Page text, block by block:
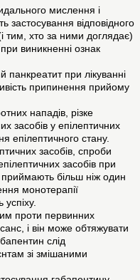
мислення і
застосування відповідного
тим, хто за ними доглядає)
виникненні ознак
панкреатит при лікуванні
припинення прийому
нападів, різке
засобів у епілептичних
епілептичного стану.
засобів, спроби
засобів при
приймають більш ніж один
монотерапії
проти первинних
і він може обтяжувати
слід
зі змішаними